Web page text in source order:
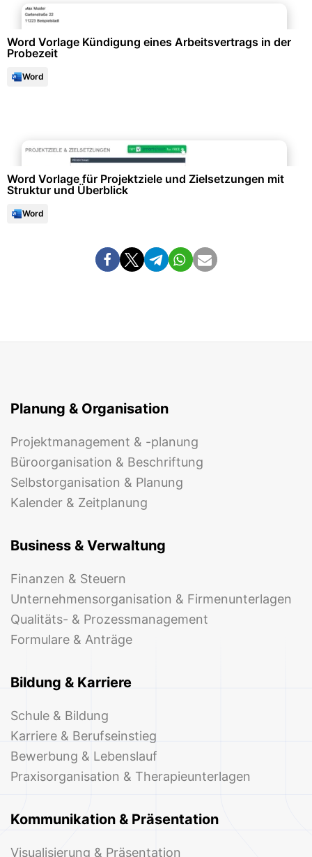
Word Vorlage Kündigung eines Arbeitsvertrags in der
Probezeit
Word
Word Vorlage für Projektziele und Zielsetzungen mit
Struktur und Überblick
Word
Planung & Organisation
Projektmanagement & -planung
Büroorganisation & Beschriftung
Selbstorganisation & Planung
Kalender & Zeitplanung
Business & Verwaltung
Finanzen & Steuern
Unternehmensorganisation & Firmenunterlagen
Qualitäts- & Prozessmanagement
Formulare & Anträge
Bildung & Karriere
Schule & Bildung
Karriere & Berufseinstieg
Bewerbung & Lebenslauf
Praxisorganisation & Therapieunterlagen
Kommunikation & Präsentation
Visualisierung & Präsentation